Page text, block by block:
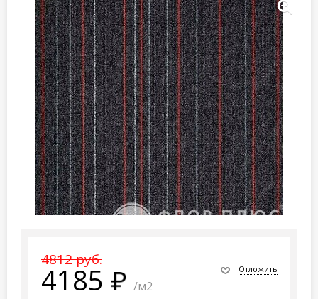
4812 руб.
4185 /м2
Отложить